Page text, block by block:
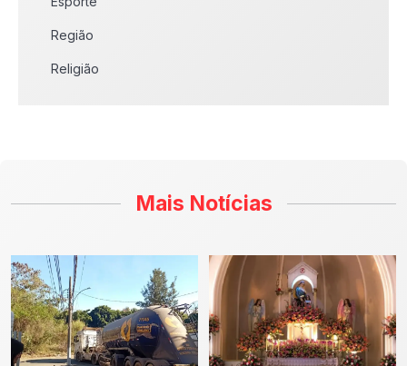
Região
Religião
Mais Notícias